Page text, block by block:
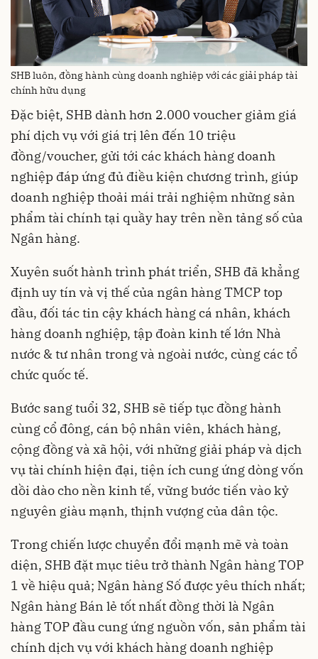
SHB luôn, đồng hành cùng doanh nghiệp với các giải pháp tài
chính hữu dụng
Đặc biệt, SHB dành hơn 2.000 voucher giảm giá
phí dịch vụ với giá trị lên đến 10 triệu
đồng/voucher, gửi tới các khách hàng doanh
nghiệp đáp ứng đủ điều kiện chương trình, giúp
doanh nghiệp thoải mái trải nghiệm những sản
phẩm tài chính tại quầy hay trên nền tảng số của
Ngân hàng.
Xuyên suốt hành trình phát triển, SHB đã khẳng
định uy tín và vị thế của ngân hàng TMCP top
đầu, đối tác tin cậy khách hàng cá nhân, khách
hàng doanh nghiệp, tập đoàn kinh tế lớn Nhà
nước & tư nhân trong và ngoài nước, cùng các tổ
chức quốc tế.
Bước sang tuổi 32, SHB sẽ tiếp tục đồng hành
cùng cổ đông, cán bộ nhân viên, khách hàng,
cộng đồng và xã hội, với những giải pháp và dịch
vụ tài chính hiện đại, tiện ích cung ứng dòng vốn
dồi dào cho nền kinh tế, vững bước tiến vào kỷ
nguyên giàu mạnh, thịnh vượng của dân tộc.
Trong chiến lược chuyển đổi mạnh mẽ và toàn
diện, SHB đặt mục tiêu trở thành Ngân hàng TOP
1 về hiệu quả; Ngân hàng Số được yêu thích nhất;
Ngân hàng Bán lẻ tốt nhất đồng thời là Ngân
hàng TOP đầu cung ứng nguồn vốn, sản phẩm tài
chính dịch vụ với khách hàng doanh nghiệp